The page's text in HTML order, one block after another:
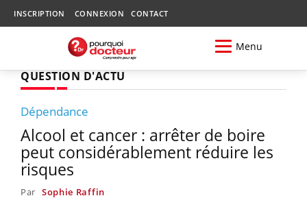
INSCRIPTION CONNEXION CONTACT
Menu
QUESTION D'ACTU
Dépendance
Alcool et cancer : arrêter de boire
peut considérablement réduire les
risques
Par Sophie Raffin